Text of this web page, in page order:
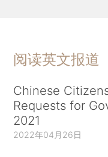
阅读英文报道
Chinese
Requests for
2021
2022年04月26日